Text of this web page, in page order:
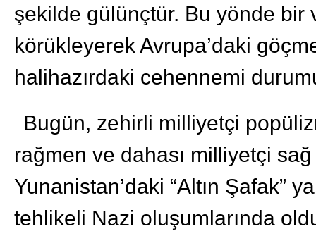
şekilde gülünçtür. Bu yönde bir
körükleyerek Avrupa’daki
halihazırdaki cehennemi
Bugün, zehirli milliyetçi
rağmen ve dahası milliyetçi
Yunanistan’daki “Altın Şafak”
tehlikeli Nazi oluşumlarında